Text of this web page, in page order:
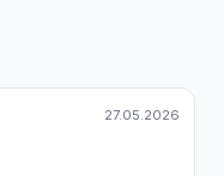
27.05.2026